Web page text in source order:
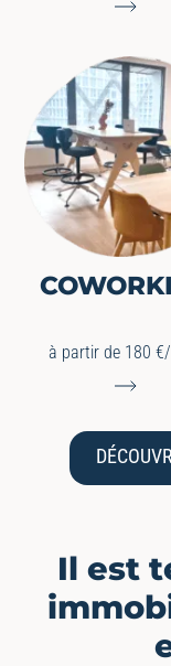
à partir de 180
Il est